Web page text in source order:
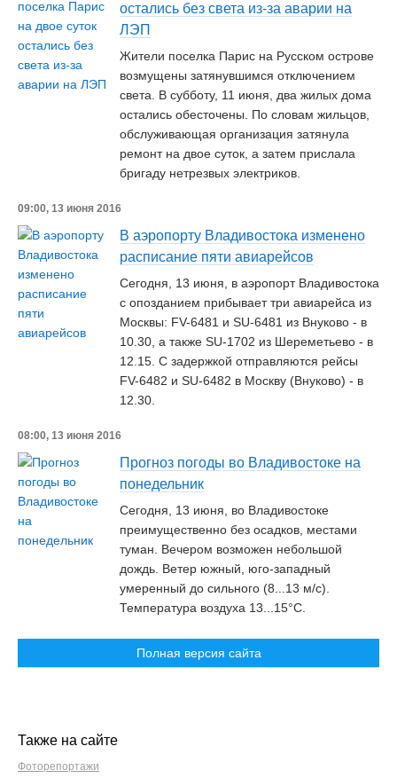
остались без света из-за аварии на
ЛЭП
Жители поселка Парис на Русском острове
возмущены затянувшимся отключением
света. В субботу, 11 июня, два жилых дома
остались обесточены. По словам жильцов,
обслуживающая организация затянула
ремонт на двое суток, а затем прислала
бригаду нетрезвых электриков.
09:00, 13 июня 2016
В аэропорту Владивостока изменено
расписание пяти авиарейсов
Сегодня, 13 июня, в аэропорт Владивостока
с опозданием прибывает три авиарейса из
Москвы: FV-6481 и SU-6481 из Внуково - в
10.30, а также SU-1702 из Шереметьево - в
12.15. С задержкой отправляются рейсы
FV-6482 и SU-6482 в Москву (Внуково) - в
12.30.
08:00, 13 июня 2016
Прогноз погоды во Владивостоке на
понедельник
Сегодня, 13 июня, во Владивостоке
преимущественно без осадков, местами
туман. Вечером возможен небольшой
дождь. Ветер южный, юго-западный
умеренный до сильного (8...13 м/c).
Температура воздуха 13...15°С.
Полная версия сайта
Также на сайте
Фоторепортажи